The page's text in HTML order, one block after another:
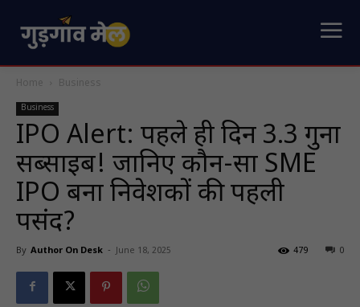
Home Business
Business
IPO Alert: पहले ही दिन 3.3 गुना
सब्सक्राइब! जानिए कौन-सा SME
IPO बना निवेशकों की पहली
पसंद?
By Author On Desk - June 18, 2025 0
479